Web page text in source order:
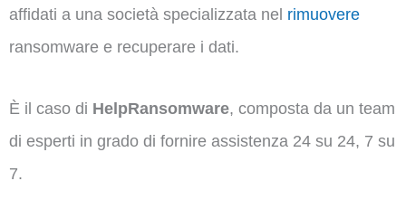
affidati a una società specializzata nel rimuovere
ransomware e recuperare i dati.
È il caso di HelpRansomware, composta da un team
di esperti in grado di fornire assistenza 24 su 24, 7 su
7.